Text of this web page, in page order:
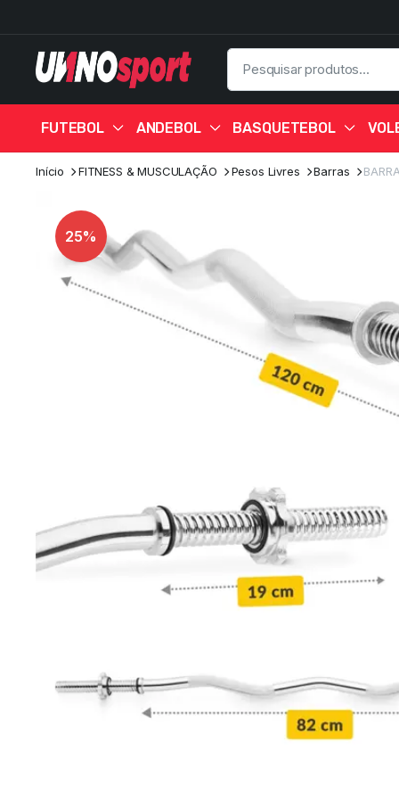
FUTEBOL ANDEBOL BASQUETEBOL
Início FITNESS & MUSCULAÇÃO Pesos Livres Barras
25%